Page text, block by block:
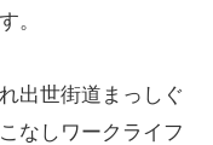
。
出世街道まっしぐ
なしワークライフ